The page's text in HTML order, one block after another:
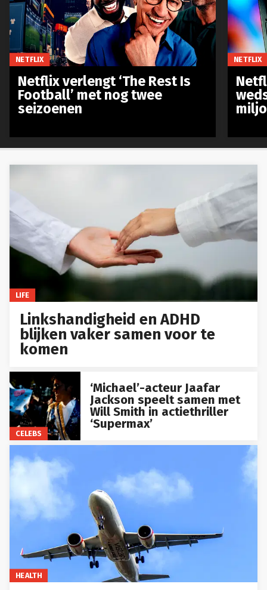
LIFE
Linkshandigheid en ADHD
blijken vaker samen voor te
komen
CELEBS
‘Michael’-acteur Jaafar
Jackson speelt samen met
Will Smith in actiethriller
‘Supermax’
HEALTH
NETFLIX
Netflix verlengt ‘The Rest Is
Football’ met nog twee
seizoenen
NETFLIX